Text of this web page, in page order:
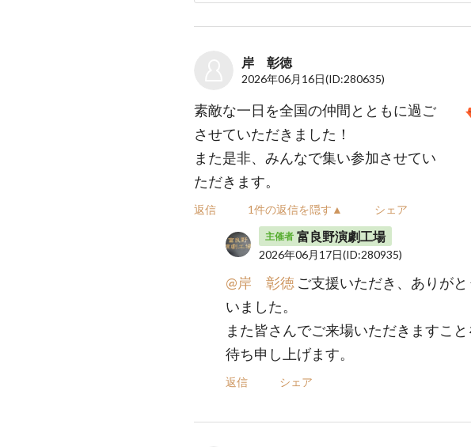
岸 彰徳
2026年06月16日(ID:280635)
素敵な一日を全国の仲間とともに過ご
させていただきました！
また是非、みんなで集い参加させてい
ただきます。
返信 1件の返信を隠す▲ シェア
主催者 富良野演劇工場
2026年06月17日(ID:280935)
@岸 彰徳 ご支援いただき、ありが
いました。
また皆さんでご来場いただきますこ
待ち申し上げます。
返信 シェア